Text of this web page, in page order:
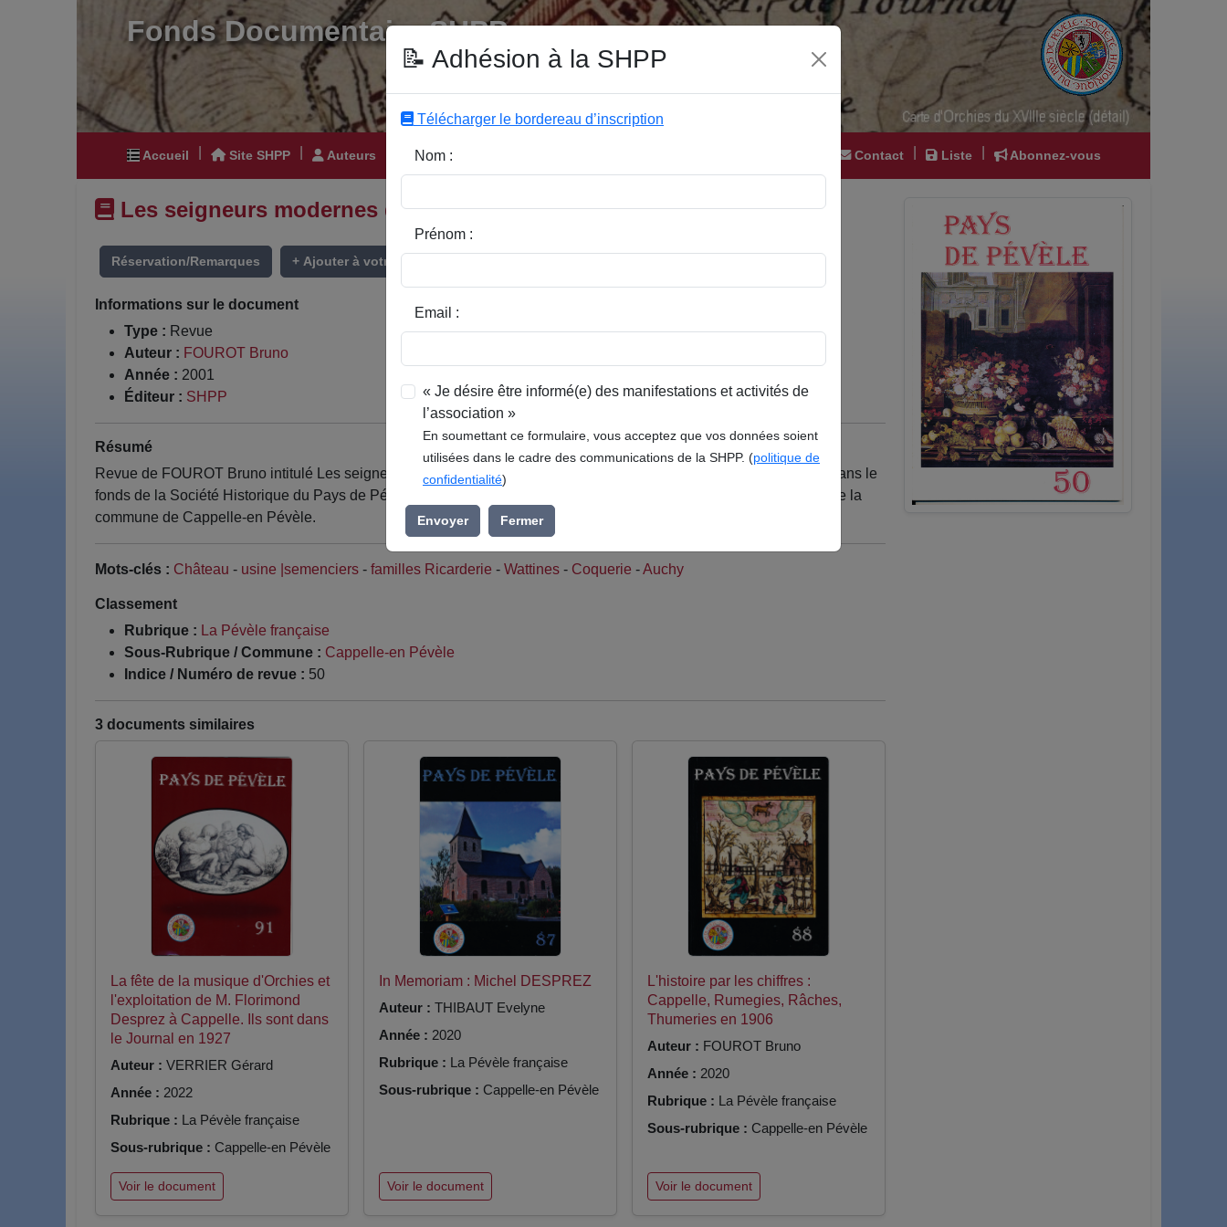
Fonds Documentaire SHPP
Accueil Site SHPP Auteurs Editeurs Contact Liste Abonnez-vous
Les seigneurs modernes de la Pévèle
Réservation/Remarques + Ajouter à votre liste
Informations sur le document
Type : Revue
Auteur : FOUROT Bruno
Année : 2001
Éditeur : SHPP
Résumé
Revue de FOUROT Bruno intitulé Les seigneurs modernes de la Pévèle, publié en 2001. Ce document, conservé dans le
fonds de la Société Historique du Pays de Pévèle (SHPP), s’inscrit dans la rubrique La Pévèle française et concerne la
commune de Cappelle-en Pévèle.
Mots-clés : Château - usine |semenciers - familles Ricarderie - Wattines - Coquerie -Auchy
Classement
Rubrique : La Pévèle française
Sous-Rubrique / Commune : Cappelle-en Pévèle
Indice / Numéro de revue : 50
3 documents similaires
La fête de la musique d'Orchies et
l'exploitation de M. Florimond
Desprez à Cappelle. Ils sont dans
le Journal en 1927
Auteur : VERRIER Gérard
Année : 2022
Rubrique : La Pévèle française
Sous-rubrique : Cappelle-en Pévèle
Voir le document
In Memoriam : Michel DESPREZ
Auteur : THIBAUT Evelyne
Année : 2020
Rubrique : La Pévèle française
Sous-rubrique : Cappelle-en Pévèle
Voir le document
L'histoire par les chiffres :
Cappelle, Rumegies, Râches,
Thumeries en 1906
Auteur : FOUROT Bruno
Année : 2020
Rubrique : La Pévèle française
Sous-rubrique : Cappelle-en Pévèle
Voir le document
📝 Adhésion à la SHPP
Télécharger le bordereau d’inscription
Nom :
Prénom :
Email :
« Je désire être informé(e) des manifestations et activités de
l’association »
En soumettant ce formulaire, vous acceptez que vos données soient
utilisées dans le cadre des communications de la SHPP. (politique de
confidentialité)
Envoyer Fermer